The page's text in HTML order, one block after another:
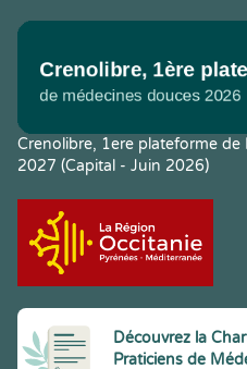
Crenolibre, 1ere plateforme
2027 (Capital - Juin 2026)
Découvrez la
Praticiens de